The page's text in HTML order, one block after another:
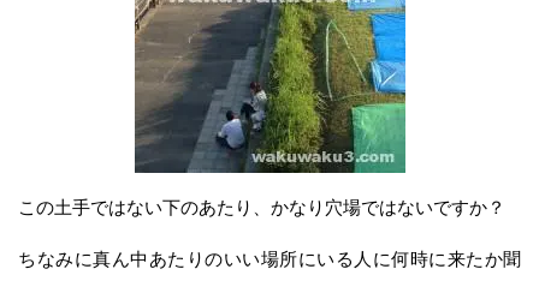
この土手ではない下のあたり、かなり穴場ではないですか？
ちなみに真ん中あたりのいい場所にいる人に何時に来たか聞